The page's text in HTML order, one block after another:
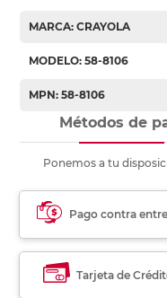
MARCA: CRAYOLA
MODELO: 58-8106
MPN: 58-8106
Métodos de
Ponemos a tu
Pago contra
Tarjeta de